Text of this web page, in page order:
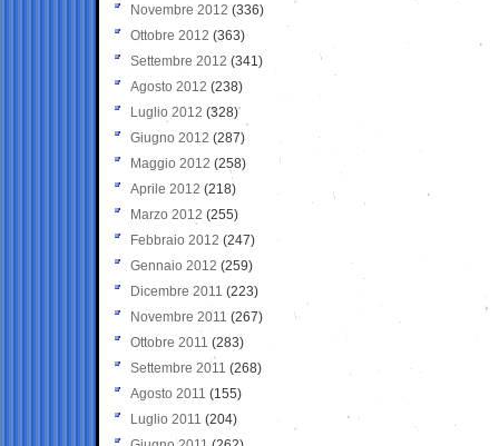
Novembre 2012 (336)
Ottobre 2012 (363)
Settembre 2012 (341)
Agosto 2012 (238)
Luglio 2012 (328)
Giugno 2012 (287)
Maggio 2012 (258)
Aprile 2012 (218)
Marzo 2012 (255)
Febbraio 2012 (247)
Gennaio 2012 (259)
Dicembre 2011 (223)
Novembre 2011 (267)
Ottobre 2011 (283)
Settembre 2011 (268)
Agosto 2011 (155)
Luglio 2011 (204)